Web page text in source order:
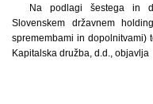
Na podlagi šestega in
Slovenskem državnem
spremembami in dopolnitvami)
Kapitalska družba, d.d., objavlja